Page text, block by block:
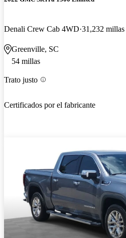
Denali Crew Cab 4WD 31,232 millas
Greenville, SC
54 millas
Trato justo
Certificados por el fabricante